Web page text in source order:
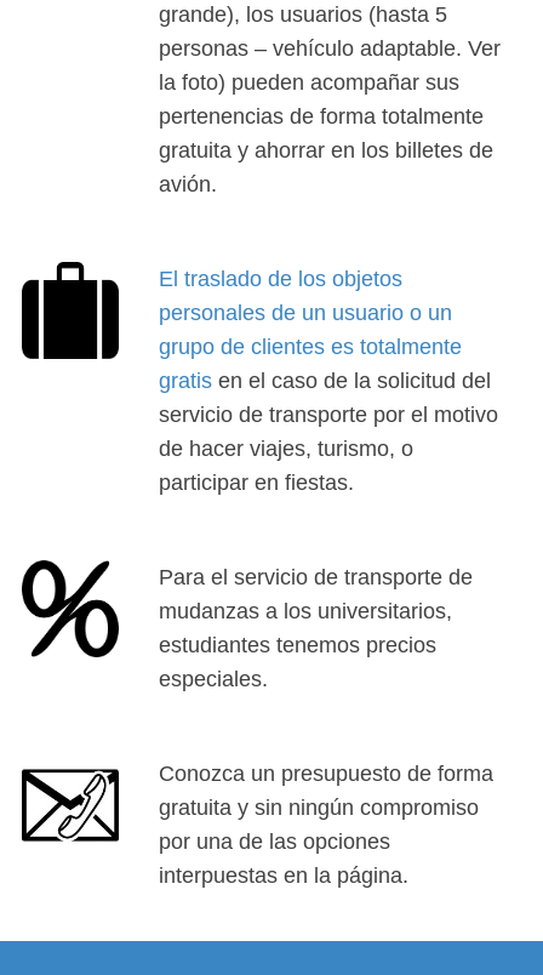
grande), los usuarios (hasta 5
personas – vehículo adaptable. Ver
la foto) pueden acompañar sus
pertenencias de forma totalmente
gratuita y ahorrar en los billetes de
avión.
El traslado de los objetos
personales de un usuario o un
grupo de clientes es totalmente
gratis en el caso de la solicitud del
servicio de transporte por el motivo
de hacer viajes, turismo, o
participar en fiestas.
Para el servicio de transporte de
mudanzas a los universitarios,
estudiantes tenemos precios
especiales.
Conozca un presupuesto de forma
gratuita y sin ningún compromiso
por una de las opciones
interpuestas en la página.